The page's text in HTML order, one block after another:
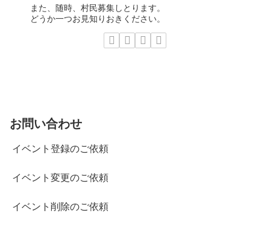
また、随時、村民募集しとります。
どうか一つお見知りおきください。
お問い合わせ
イベント登録のご依頼
イベント変更のご依頼
イベント削除のご依頼